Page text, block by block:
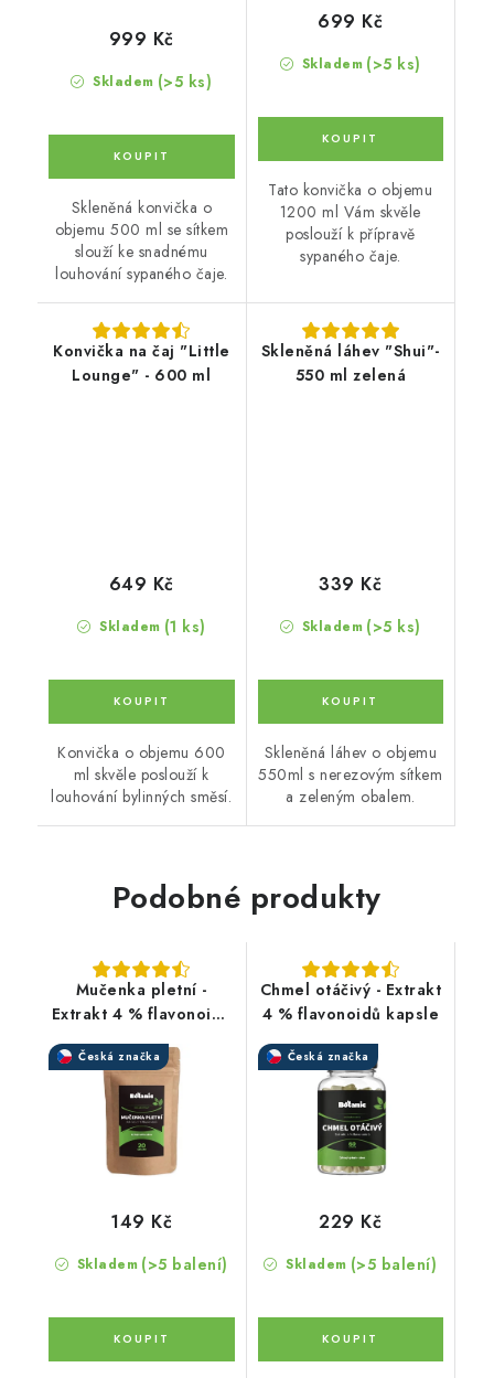
Skladem (>5 ks)
999 Kč
Skleněná konvička o
objemu 500 ml se sítkem
slouží ke snadnému
louhování sypaného čaje.
Skladem (>5 ks)
699 Kč
Tato konvička o objemu
1200 ml Vám skvěle
poslouží k přípravě
sypaného čaje.
Konvička na čaj "Little
Lounge" - 600 ml
Skladem (1 ks)
649 Kč
Konvička o objemu 600
ml skvěle poslouží k
louhování bylinných směsí.
Skleněná láhev "Shui"-
550 ml zelená
Skladem (>5 ks)
339 Kč
Skleněná láhev o objemu
550ml s nerezovým sítkem
a zeleným obalem.
Podobné produkty
Mučenka pletní -
Extrakt 4 % flavonoidů
Česká značka
Skladem (>5 balení)
149 Kč
Chmel otáčivý - Extrakt
4 % flavonoidů kapsle
Česká značka
Skladem (>5 balení)
229 Kč